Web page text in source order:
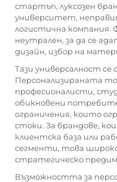
стартъп, луксозен
университет,
логистична
неутрален, за да се
дизайн, избор на
Тази универсалност
Персонализираната
професионалисти,
обикновени
ограничения, които
стоки. За брандове,
клиентска база или
сегменти, това
стратегическо
Възможността за